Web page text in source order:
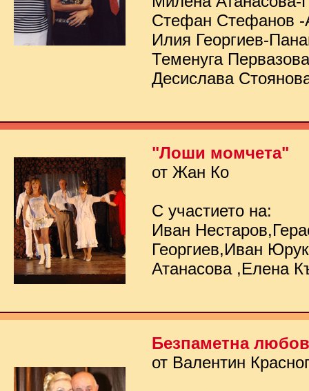
Стефан Стефанов -
Илия Георгиев-
Теменуга
Десислава
"Лоши момчета"
от Жан Ко
С участието на:
Иван
Георгиев,Иван
Атанасова ,Елена
Безпаметна любов
от Валентин